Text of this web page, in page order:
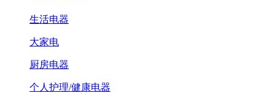
生活电器
大家电
厨房电器
个人护理/健康电器